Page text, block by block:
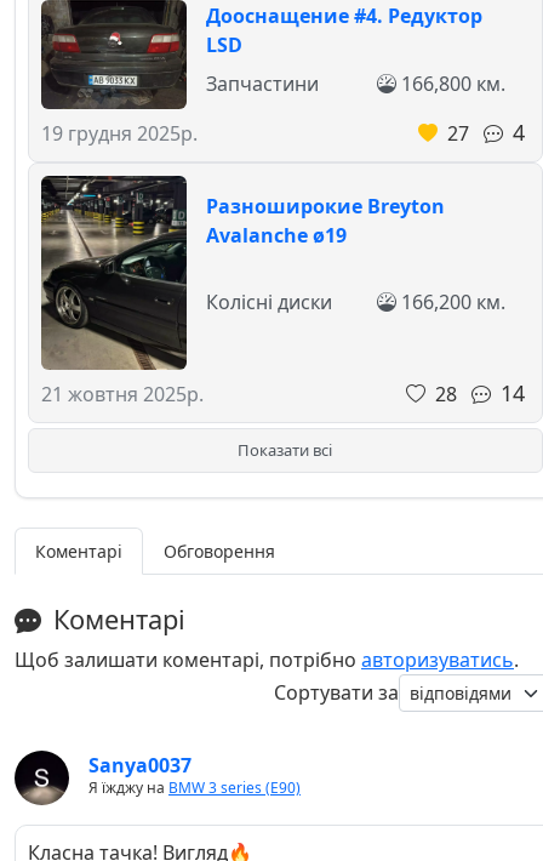
Дооснащение #4. Редуктор
LSD
19 грудня 2025р.
Запчастини
166,800 км.
27
4
Разноширокие Breyton
Avalanche ø19
21 жовтня 2025р.
Колісні диски 166,200 км.
28 14
Показати всі
Коментарі Обговорення
Коментарі
Щоб залишати коментарі, потрібно авторизуватись.
Сортувати за
Sanya0037
Я їжджу на BMW 3 series (E90)
Класна тачка! Вигляд🔥